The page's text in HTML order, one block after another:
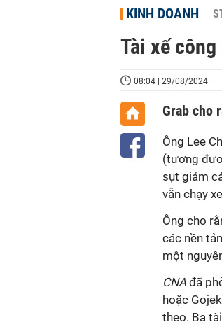
KINH DOANH
Tài xế
08:04 | 29/08/2024
Grab cho
Ông Lee
(tương
sụt giảm
vẫn chạy
Ông cho
các nền
một
CNA đã
hoặc
theo. Ba